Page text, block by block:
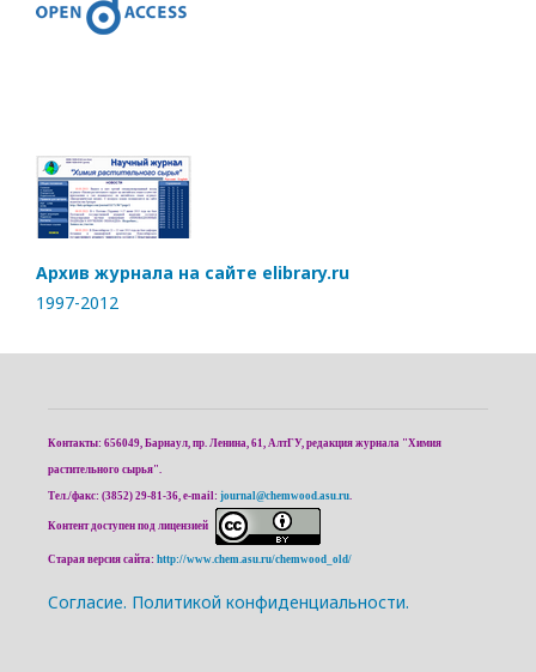
Архив журнала на сайте elibrary.ru
1997-2012
Контакты: 656049, Барнаул, пр. Ленина, 61, АлтГУ, редакция журнала "Химия
растительного сырья".
Тел./факс: (3852) 29-81-36, e-mail: journal@chemwood.asu.ru.
Контент доступен под лицензией
Старая версия сайта: http://www.chem.asu.ru/chemwood_old/
Cогласие. Политикой конфиденциальности.